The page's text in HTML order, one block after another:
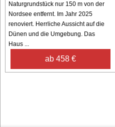
Naturgrundstück nur 150 m von der
Nordsee entfernt. Im Jahr 2025
renoviert. Herrliche Aussicht auf die
Dünen und die Umgebung. Das
Haus ...
ab 458 €